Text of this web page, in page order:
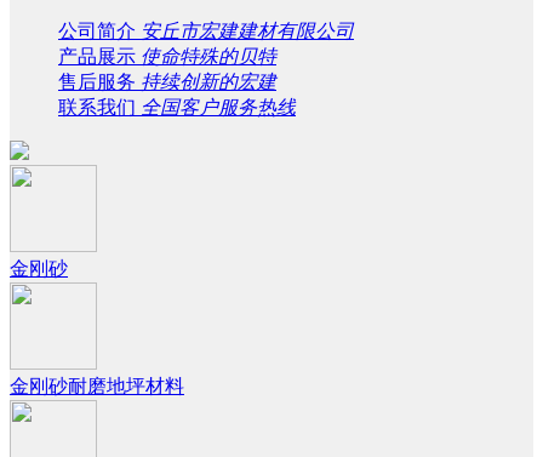
公司简介 安丘市宏建建材有限公司
产品展示 使命特殊的贝特
售后服务 持续创新的宏建
联系我们 全国客户服务热线
金刚砂
金刚砂耐磨地坪材料